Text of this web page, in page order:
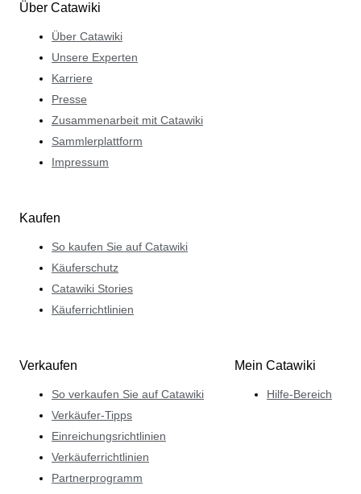
Über Catawiki
Über Catawiki
Unsere Experten
Karriere
Presse
Zusammenarbeit mit Catawiki
Sammlerplattform
Impressum
Kaufen
So kaufen Sie auf Catawiki
Käuferschutz
Catawiki Stories
Käuferrichtlinien
Verkaufen
So verkaufen Sie auf Catawiki
Verkäufer-Tipps
Einreichungsrichtlinien
Verkäuferrichtlinien
Partnerprogramm
Mein Catawiki
Hilfe-Bereich